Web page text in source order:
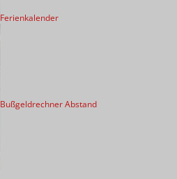
Ferienkalender
Bußgeldrechner Abstand